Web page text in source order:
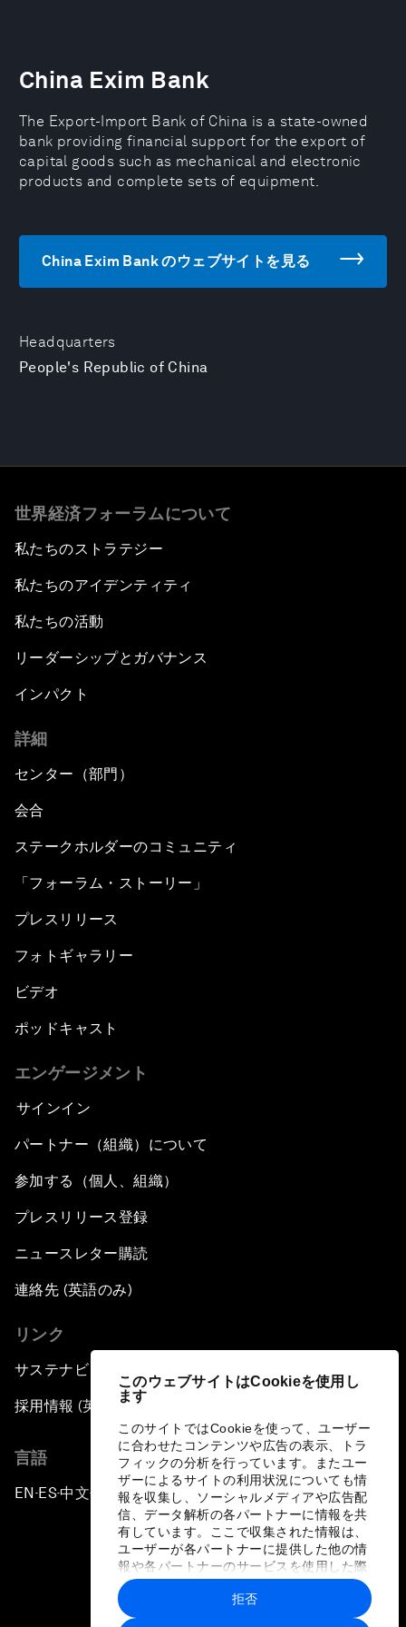
このウェブサイトはCookieを使用し
ます
このサイトではCookieを使って、ユーザー
に合わせたコンテンツや広告の表示、トラ
フィックの分析を行っています。またユー
ザーによるサイトの利用状況についても情
報を収集し、ソーシャルメディアや広告配
信、データ解析の各パートナーに情報を共
有しています。ここで収集された情報は、
ユーザーが各パートナーに提供した他の情
報や各パートナーのサービスを使用した際
に収集された情報と組み合わされ、各パー
トナーによって使用されることがありま
す。
拒否
Headquarters
People's Republic of China
China Exim Bank
The Export-Import Bank of China is a state-owned
bank providing financial support for the export of
capital goods such as mechanical and electronic
products and complete sets of equipment.
China Exim Bank のウェブサイトを見る
世界経済フォーラムについて
私たちのストラテジー
私たちのアイデンティティ
私たちの活動
リーダーシップとガバナンス
インパクト
詳細
センター（部門）
会合
ステークホルダーのコミュニティ
「フォーラム・ストーリー」
プレスリリース
フォトギャラリー
ビデオ
ポッドキャスト
エンゲージメント
サインイン
パートナー（組織）について
参加する（個人、組織）
プレスリリース登録
ニュースレター購読
連絡先 (英語のみ)
リンク
サステナビリティへの取り組み
採用情報 (英語のみ)
言語
EN ▪ES▪中文▪ 日本語
プライバシーポリシーと利用規約